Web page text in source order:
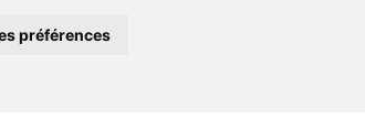
préférences